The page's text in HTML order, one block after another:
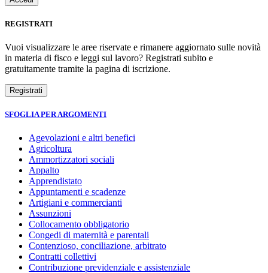
REGISTRATI
Vuoi visualizzare le aree riservate e rimanere aggiornato sulle novità
in materia di fisco e leggi sul lavoro? Registrati subito e
gratuitamente tramite la pagina di iscrizione.
SFOGLIA PER ARGOMENTI
Agevolazioni e altri benefici
Agricoltura
Ammortizzatori sociali
Appalto
Apprendistato
Appuntamenti e scadenze
Artigiani e commercianti
Assunzioni
Collocamento obbligatorio
Congedi di maternità e parentali
Contenzioso, conciliazione, arbitrato
Contratti collettivi
Contribuzione previdenziale e assistenziale